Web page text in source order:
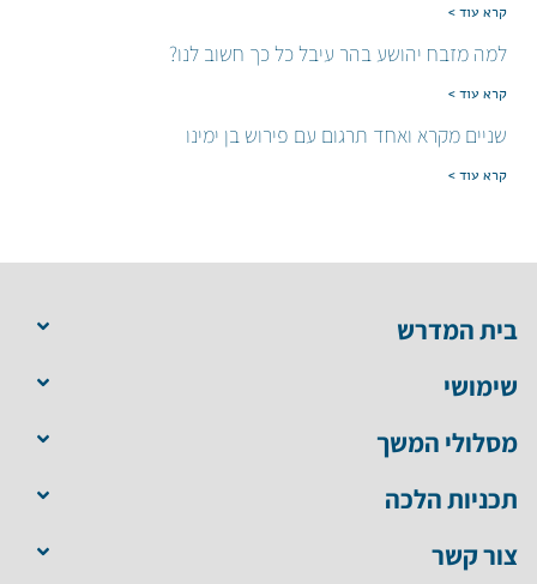
קרא עוד >
למה מזבח יהושע בהר עיבל כל כך חשוב לנו?
קרא עוד >
שניים מקרא ואחד תרגום עם פירוש בן ימינו
קרא עוד >
בית המדרש
שימושי
מסלולי המשך
תכניות הלכה
צור קשר